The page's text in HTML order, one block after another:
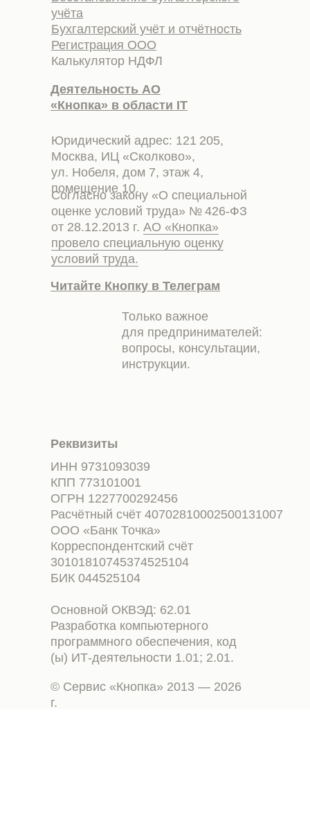
учёта
Бухгалтерский учёт и отчётность
Регистрация ООО
Калькулятор НДФЛ
Деятельность АО
«Кнопка» в области IT
Юридический адрес: 121 205,
Москва, ИЦ «Сколково»,
ул. Нобеля, дом 7, этаж 4,
помещение 10.
Согласно закону «О специальной
оценке условий труда» № 426-ФЗ
от 28.12.2013 г. АО «Кнопка»
провело специальную оценку
условий труда.
Читайте Кнопку в Телеграм
Только важное
для предпринимателей:
вопросы, консультации,
инструкции.
Реквизиты
Основной ОКВЭД: 62.01
Разработка компьютерного
программного обеспечения, код
(ы) ИТ-деятельности 1.01; 2.01.
ИНН 9731093039
КПП 773101001
ОГРН 1227700292456
Расчётный счёт 40702810002500131007
ООО «Банк Точка»
Корреспондентский счёт
30101810745374525104
БИК 044525104
© Сервис «Кнопка» 2013 — 2026
г.